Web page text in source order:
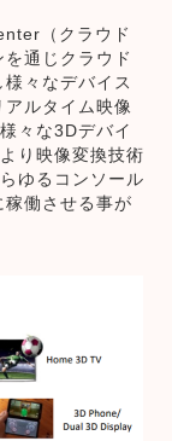
（クラウド
通じクラウド
々なデバイス
ルタイム映像
々な3Dデバイ
り映像変換技術
ゆるコンソール
働させる事が